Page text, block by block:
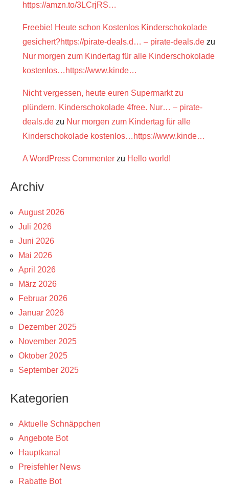
https://amzn.to/3LCrjRS…
Freebie! Heute schon Kostenlos Kinderschokolade
gesichert?https://pirate-deals.d… – pirate-deals.de zu
Nur morgen zum Kindertag für alle Kinderschokolade
kostenlos…https://www.kinde…
Nicht vergessen, heute euren Supermarkt zu
plündern. Kinderschokolade 4free. Nur… – pirate-
deals.de zu Nur morgen zum Kindertag für alle
Kinderschokolade kostenlos…https://www.kinde…
A WordPress Commenter zu Hello world!
Archiv
August 2026
Juli 2026
Juni 2026
Mai 2026
April 2026
März 2026
Februar 2026
Januar 2026
Dezember 2025
November 2025
Oktober 2025
September 2025
Kategorien
Aktuelle Schnäppchen
Angebote Bot
Hauptkanal
Preisfehler News
Rabatte Bot